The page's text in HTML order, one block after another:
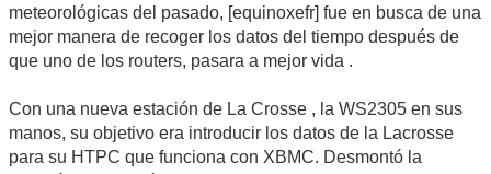
meteorológicas del pasado, [equinoxefr] fue en busca de una
mejor manera de recoger los datos del tiempo después de
que uno de los routers, pasara a mejor vida .
Con una nueva estación de La Crosse , la WS2305 en sus
manos, su objetivo era introducir los datos de la Lacrosse
para su HTPC que funciona con XBMC. Desmontó la